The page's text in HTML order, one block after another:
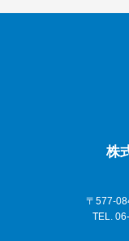
株
〒577-
TEL.